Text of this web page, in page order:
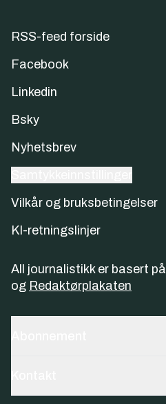
RSS-feed forside
Facebook
Linkedin
Bsky
Nyhetsbrev
Vilkår og bruksbetingelser
KI-retningslinjer
All journalistikk er basert på
og Redaktørplakaten